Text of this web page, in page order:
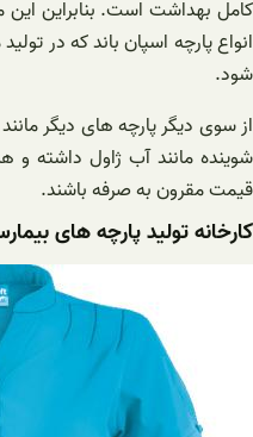
کامل بهداشت است. بنابراین این
انواع پارچه اسپان باند که در
شود.
از سوی دیگر پارچه های دیگر مانند
شوینده مانند آب ژاول داشته و
قیمت مقرون به صرفه باشند.
کارخانه تولید پارچه های